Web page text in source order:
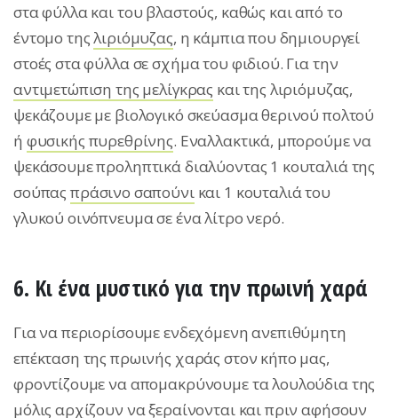
στα φύλλα και του βλαστούς, καθώς και από το
έντομο τηςλιριόμυζας, η κάμπια που δημιουργεί
στοές στα φύλλα σε σχήμα του φιδιού. Για την
αντιμετώπιση της μελίγκρας και της λιριόμυζας,
ψεκάζουμε με βιολογικό σκεύασμα θερινού πολτού
ή φυσικής πυρεθρίνης. Εναλλακτικά, μπορούμε να
ψεκάσουμε προληπτικά διαλύοντας 1 κουταλιά της
σούπας πράσινο σαπούνικαι 1 κουταλιά του
γλυκού οινόπνευμα σε ένα λίτρο νερό.
6. Κι ένα μυστικό για την πρωινή χαρά
Για να περιορίσουμε ενδεχόμενη ανεπιθύμητη
επέκταση της πρωινής χαράς στον κήπο μας,
φροντίζουμε να απομακρύνουμε τα λουλούδια της
μόλις αρχίζουν να ξεραίνονται και πριν αφήσουν